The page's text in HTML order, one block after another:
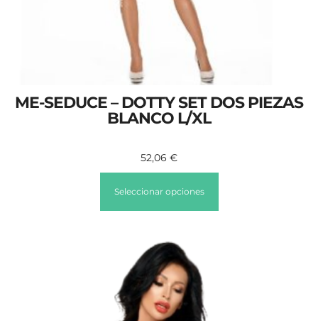
ME-SEDUCE – DOTTY SET DOS PIEZAS
BLANCO L/XL
52,06 €
Seleccionar opciones